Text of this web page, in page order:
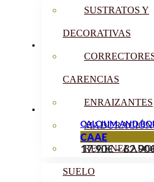
SUSTRATOS Y
DECORATIVAS
CARENCIAS
ENRAIZANTES
MADURACIÓN
SUELO
CALCIUM AND
17.90€–62.90
CAAE